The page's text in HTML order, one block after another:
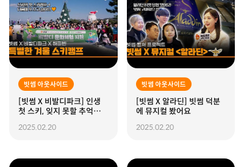
빗썸 아웃사이드
[빗썸 X 비발디파크] 인생
첫 스키, 잊지 못할 추억을
2025.02.20
빗썸 아웃사이드
[빗썸 X 알라딘] 빗썸 덕분
에 뮤지컬 봤어요
2025.02.20